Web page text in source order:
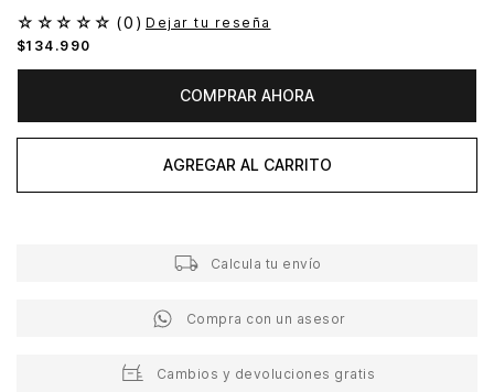
☆ ☆ ☆ ☆ ☆ (0 ) Dejar tu reseña
$134 .990
COMPRAR AHORA
AGREGAR AL CARRITO
Calcula tu envío
Compra con un asesor
Cambios y devoluciones gratis